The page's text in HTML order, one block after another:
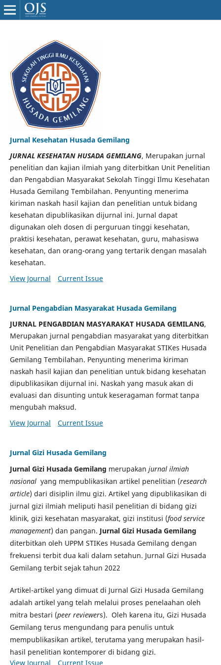
Jurnal Kesehatan Husada Gemilang
JURNAL KESEHATAN HUSADA GEMILANG, Merupakan jurnal
penelitian dan kajian ilmiah yang diterbitkan Unit Penelitian
dan Pengabdian Masyarakat Sekolah Tinggi Ilmu Kesehatan
Husada Gemilang Tembilahan. Penyunting menerima
kiriman naskah hasil kajian dan penelitian untuk bidang
kesehatan dipublikasikan dijurnal ini. Jurnal dapat
digunakan oleh dosen di perguruan tinggi kesehatan,
praktisi kesehatan, perawat kesehatan, guru, mahasiswa
kesehatan, dan orang-orang yang tertarik dengan masalah
kesehatan.
View Journal
Current Issue
Jurnal Pengabdian Masyarakat Husada Gemilang
JURNAL PENGABDIAN MASYARAKAT HUSADA GEMILANG,
Merupakan jurnal pengabdian masyarakat yang diterbitkan
Unit Penelitian dan Pengabdian Masyarakat STIKes Husada
Gemilang Tembilahan. Penyunting menerima kiriman
naskah hasil kajian dan penelitian untuk bidang kesehatan
dipublikasikan dijurnal ini. Naskah yang masuk akan di
evaluasi dan disunting untuk keseragaman format tanpa
mengubah maksud.
View Journal
Current Issue
Jurnal Gizi Husada Gemilang
Jurnal Gizi Husada Gemilang merupakan jurnal ilmiah
nasionalyang mempublikasikan artikel penelitian (research
article) dari disiplin ilmu gizi. Artikel yang dipublikasikan di
jurnal gizi ilmiah meliputi hasil penelitian di bidang gizi
klinik, gizi kesehatan masyarakat, gizi institusi (food service
management) dan pangan. Jurnal Gizi Husada Gemilang
diterbitkan oleh UPPM STIKes Husada Gemilang dengan
frekuensi terbit dua kali dalam setahun. Jurnal Gizi Husada
Gemilang terbit sejak tahun 2022
Artikel-artikel yang dimuat di Jurnal Gizi Husada Gemilang
adalah artikel yang telah melalui proses penelaahan oleh
mitra bestari (peer reviewers). Oleh karena itu, Gizi Husada
Gemilang terus mengundang para penulis untuk
mempublikasikan artikel, terutama yang merupakan hasil-
hasil penelitian kontemporer di bidang gizi.
View Journal
Current Issue